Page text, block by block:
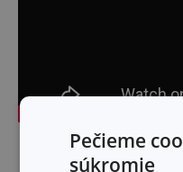
Pečieme
súkromie